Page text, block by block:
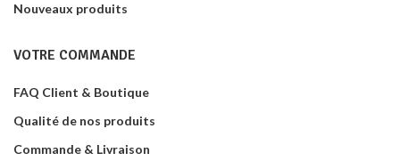
Nouveaux produits
VOTRE COMMANDE
FAQ Client & Boutique
Qualité de nos produits
Commande & Livraison